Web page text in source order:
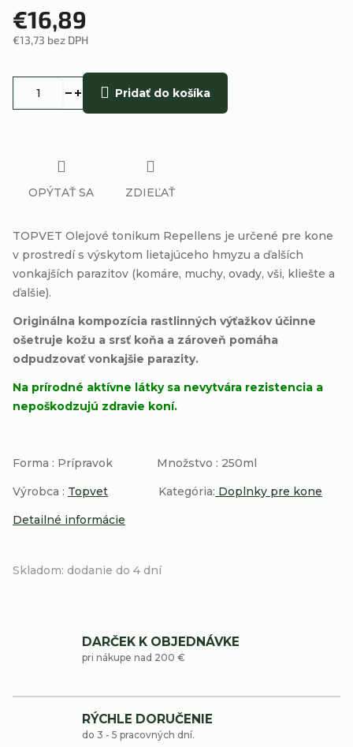
€16,89
€13,73 bez DPH
Skladom: dodanie do 4 dní
Pridať do košíka
TOPVET Olejové tonikum Repellens je určené pre kone
v prostredí s výskytom lietajúceho hmyzu a ďalších
vonkajších parazitov (komáre, muchy, ovady, vši, kliešte a
ďalšie).
Originálna kompozícia rastlinných výťažkov účinne
ošetruje kožu a srsť koňa a zároveň pomáha
odpudzovať vonkajšie parazity.
Na prírodné aktívne látky sa nevytvára rezistencia a
nepoškodzujú zdravie koní.
Forma : Prípravok Množstvo : 250ml
Výrobca : Topvet Kategória: Doplnky pre kone
Detailné informácie
OPÝTAŤ SA ZDIEĽAŤ
DARČEK K OBJEDNÁVKE
pri nákupe nad 200 €
RÝCHLE DORUČENIE
do 3 - 5 pracovných dní.